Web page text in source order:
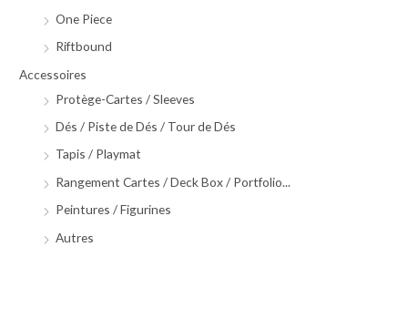
One Piece
Riftbound
Accessoires
Protège-Cartes / Sleeves
Dés / Piste de Dés / Tour de Dés
Tapis / Playmat
Rangement Cartes / Deck Box / Portfolio...
Peintures / Figurines
Autres